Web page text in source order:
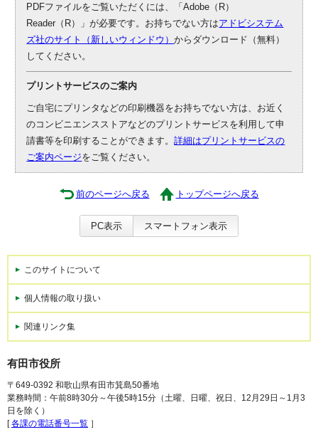
PDFファイルをご覧いただくには、「Adobe（R）
Reader（R）」が必要です。お持ちでない方はアドビシステム
ズ社のサイト（新しいウィンドウ）からダウンロード（無料）
してください。
プリントサービスのご案内
ご自宅にプリンタなどの印刷機器をお持ちでない方は、お近く
のコンビニエンスストアなどのプリントサービスを利用して申
請書等を印刷することができます。詳細はプリントサービスの
ご案内ページをご覧ください。
前のページへ戻る トップページへ戻る
PC表示 スマートフォン表示
このサイトについて
個人情報の取り扱い
関連リンク集
有田市役所
〒649-0392 和歌山県有田市箕島50番地
業務時間：午前8時30分～午後5時15分（土曜、日曜、祝日、12月29日～1月3
日を除く）
[各課の電話番号一覧 ］